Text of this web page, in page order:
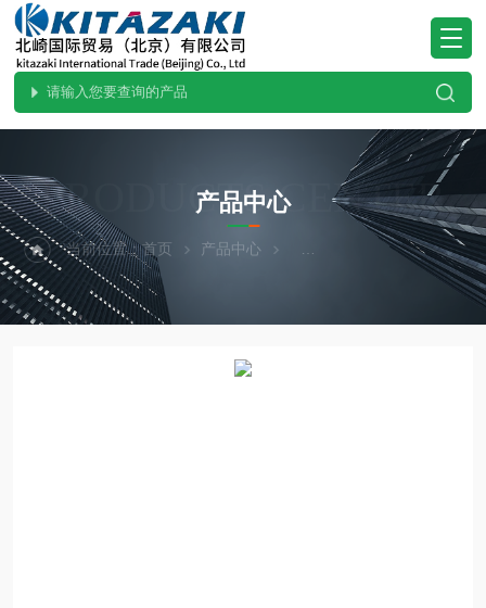
PRODUCTS CENTER
产品中心
当前位置：首页 产品中心 热卖！YAZAWA矢泽科学